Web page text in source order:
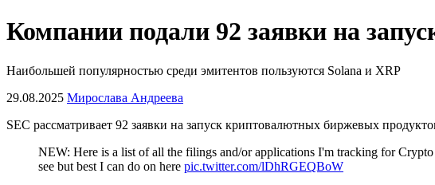
Компании подали 92 заявки на
Наибольшей популярностью среди эмитентов пользуются Solana и XRP
29.08.2025 Мирослава Андреева
SEC рассматривает 92 заявки на запуск криптовалютных биржевых
NEW: Here is a list of all the filings and/or applications I'm tracking for
see but best I can do on here pic.twitter.com/lDhRGEQBoW